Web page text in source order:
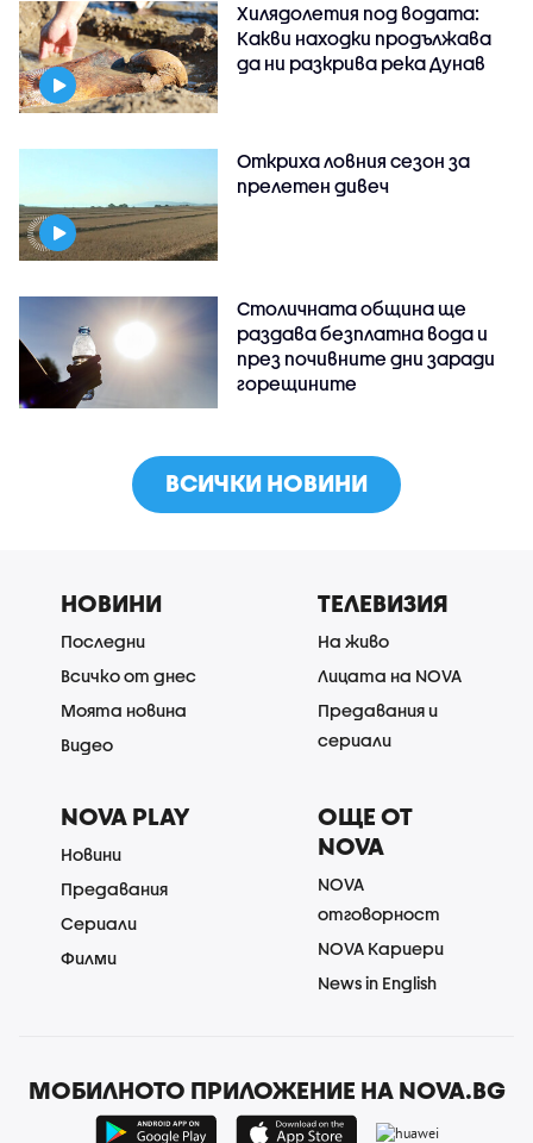
Хилядолетия под водата:
Какви находки продължава
да ни разкрива река Дунав
Откриха ловния сезон за
прелетен дивеч
Столичната община ще
раздава безплатна вода и
през почивните дни заради
горещините
ВСИЧКИ НОВИНИ
НОВИНИ
Последни
Всичко от днес
Моята новина
Видео
ТЕЛЕВИЗИЯ
На живо
Лицата на NOVA
Предавания и
сериали
NOVA PLAY
Новини
Предавания
Сериали
Филми
ОЩЕ ОТ
NOVA
NOVA
отговорност
NOVA Кариери
News in English
МОБИЛНОТО ПРИЛОЖЕНИЕ НА NOVA.BG